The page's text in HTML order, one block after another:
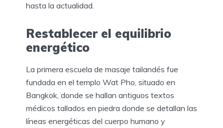
hasta la actualidad.
Restablecer el equilibrio
energético
La primera escuela de masaje tailandés fue
fundada en el templo Wat Pho, situado en
Bangkok, donde se hallan antiguos textos
médicos tallados en piedra donde se detallan las
líneas energéticas del cuerpo humano y